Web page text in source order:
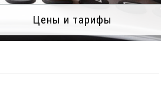
Цены и тарифы